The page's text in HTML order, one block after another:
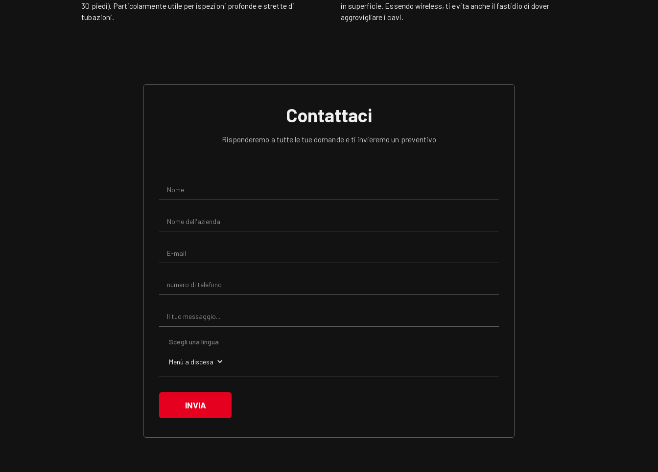
30 piedi). Particolarmente utile per ispezioni profonde e strette di
tubazioni.
in superficie. Essendo wireless, ti evita anche il fastidio di dover
aggrovigliare i cavi.
Contattaci
Risponderemo a tutte le tue domande e ti invieremo un preventivo
Scegli una lingua
Menù a discesa